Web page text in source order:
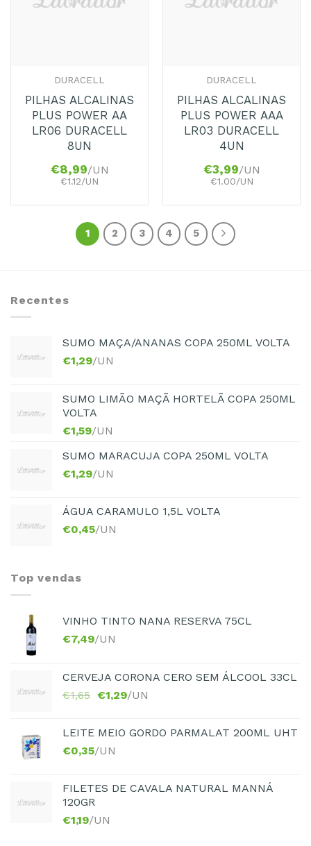
DURACELL
PILHAS ALCALINAS
PLUS POWER AA
LR06 DURACELL
8UN
€8,99/UN
€1.12/UN
DURACELL
PILHAS ALCALINAS
PLUS POWER AAA
LR03 DURACELL
4UN
€3,99/UN
€1.00/UN
1 2 3 4 5
Recentes
SUMO MAÇA/ANANAS COPA 250ML VOLTA
€1,29/UN
SUMO LIMÃO MAÇÃ HORTELÃ COPA 250ML
VOLTA
€1,59/UN
SUMO MARACUJA COPA 250ML VOLTA
€1,29/UN
ÁGUA CARAMULO 1,5L VOLTA
€0,45/UN
Top vendas
VINHO TINTO NANA RESERVA 75CL
€7,49/UN
CERVEJA CORONA CERO SEM ÁLCOOL 33CL
€1,65 €1,29/UN
LEITE MEIO GORDO PARMALAT 200ML UHT
€0,35/UN
FILETES DE CAVALA NATURAL MANNÁ
120GR
€1,19/UN